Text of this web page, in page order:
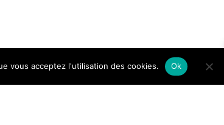
vous acceptez l'utilisation des cookies. Ok